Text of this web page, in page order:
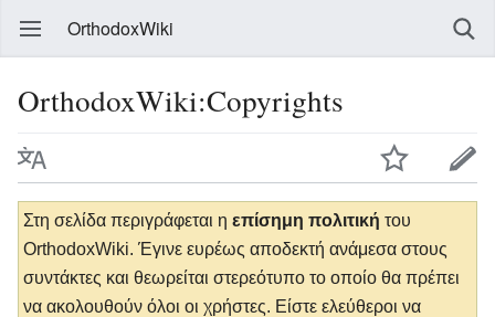
OrthodoxWiki
OrthodoxWiki:Copyrights
Στη σελίδα περιγράφεται η επίσημη πολιτική του
OrthodoxWiki. Έγινε ευρέως αποδεκτή ανάμεσα στους
συντάκτες και θεωρείται στερεότυπο το οποίο θα πρέπει
να ακολουθούν όλοι οι χρήστες. Είστε ελεύθεροι να